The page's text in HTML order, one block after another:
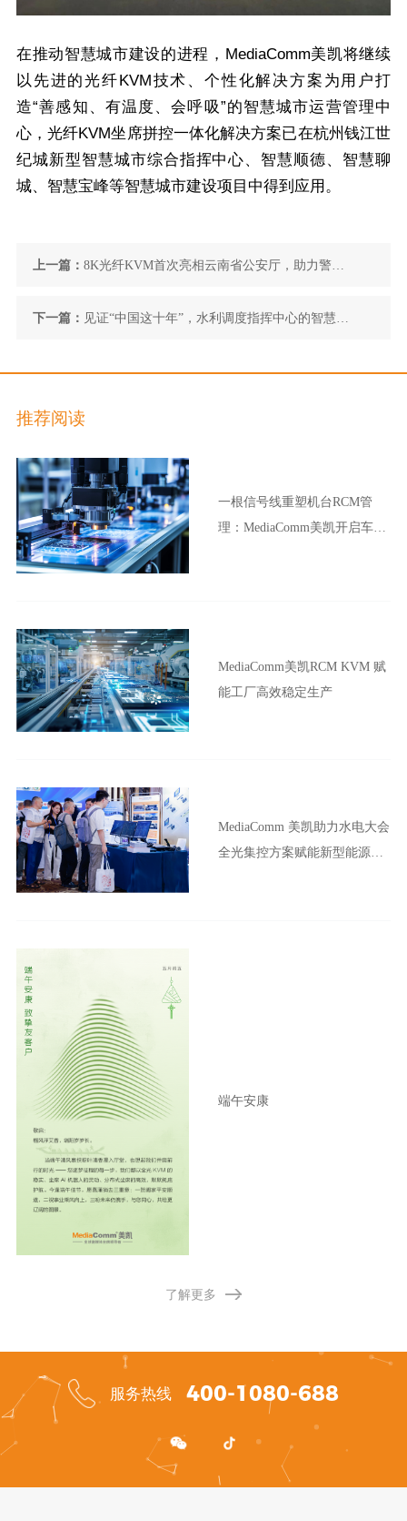
在推动智慧城市建设的进程，MediaComm美凯将继续
以先进的光纤KVM技术、个性化解决方案为用户打
造“善感知、有温度、会呼吸”的智慧城市运营管理中
心，光纤KVM坐席拼控一体化解决方案已在杭州钱江世
纪城新型智慧城市综合指挥中心、智慧顺德、智慧聊
城、智慧宝峰等智慧城市建设项目中得到应用。
上一篇： 8K光纤KVM首次亮相云南省公安厅，助力警务
实战指挥中枢建设
下一篇： 见证“中国这十年”，水利调度指挥中心的智慧新
推荐阅读
一根信号线重塑机台RCM管
理：MediaComm美凯开启车企
MediaComm美凯RCM KVM 赋
能工厂高效稳定生产
MediaComm 美凯助力水电大会
全光集控方案赋能新型能源体
端午安康
了解更多
服务热线 400-1080-688